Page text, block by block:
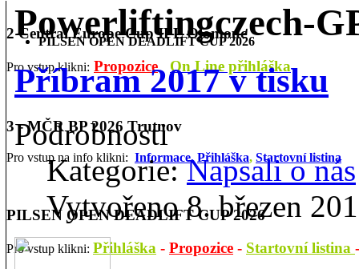
PILSEN OPEN DEADLIFT CUP 2026
2 Central Europe Cup IPL Olomouc
Pro vstup klikni: Propozice On Line přihláška
3 - MČR BP 2026 Trutnov
Pro vstup na info klikni: Informace, Přihláška, Startovní listina
PILSEN OPEN DEADLIFT CUP 2026
Pro vstup klikni: Přihláška - Propozice - Startovní listina
Powerliftingczech-
Příbram 2017 v tisku
Podrobnosti
Kategorie:Napsali o nás
Vytvořeno 8. březen